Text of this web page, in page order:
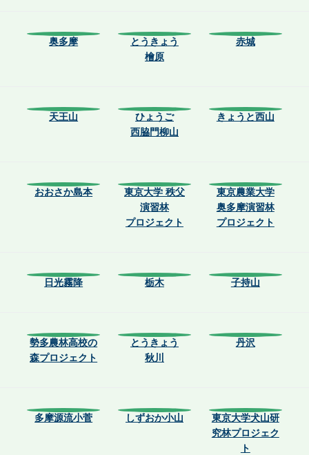
奥多摩
とうきょう
檜原
赤城
天王山
ひょうご
西脇門柳山
きょうと西山
おおさか島本
東京大学 秩父
演習林
プロジェクト
東京農業大学
奥多摩演習林
プロジェクト
日光霧降 栃木 子持山
勢多農林高校の
森プロジェクト
とうきょう
秋川
丹沢
多摩源流小菅 しずおか小山
東京大学犬山研
究林プロジェク
ト